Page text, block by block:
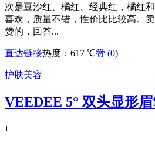
次是豆沙红、橘红、经典红，橘红
喜欢，质量不错，性价比比较高。
赞的，回答...
直达链接热度：617 ℃赞 (0)
护肤美容
VEEDEE 5° 双头显形
1